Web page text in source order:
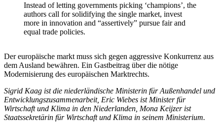
Instead of letting governments picking ‘champions’, the
authors call for solidifying the single market, invest
more in innovation and “assertively” pursue fair and
equal trade policies.
Der europäische markt muss sich gegen aggressive Konkurrenz aus
dem Ausland bewähren. Ein Gastbeitrag über die nötige
Modernisierung des europäischen Marktrechts.
Sigrid Kaag ist die niederländische Ministerin für Außenhandel und
Entwicklungszusammenarbeit, Eric Wiebes ist Minister für
Wirtschaft und Klima in den Niederlanden, Mona Keijzer ist
Staatssekretärin für Wirtschaft und Klima in seinem Ministerium.